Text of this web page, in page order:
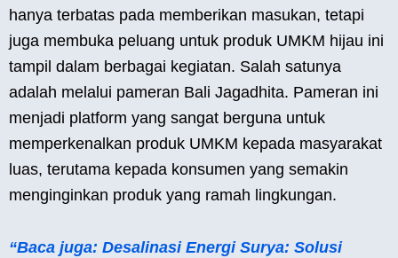
hanya terbatas pada memberikan masukan, tetapi
juga membuka peluang untuk produk UMKM hijau ini
tampil dalam berbagai kegiatan. Salah satunya
adalah melalui pameran Bali Jagadhita. Pameran ini
menjadi platform yang sangat berguna untuk
memperkenalkan produk UMKM kepada masyarakat
luas, terutama kepada konsumen yang semakin
menginginkan produk yang ramah lingkungan.
“Baca juga: Desalinasi Energi Surya: Solusi